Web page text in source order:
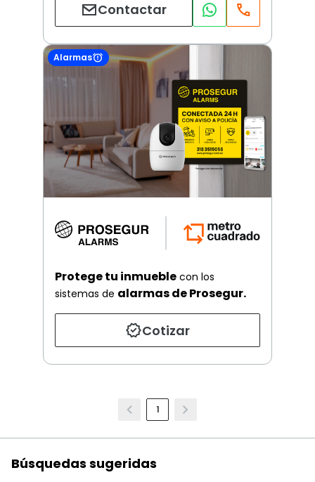
Contactar
Alarmas
Protege tu inmueble con los
sistemas de alarmas de Prosegur.
Cotizar
1